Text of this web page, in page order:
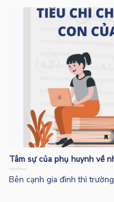
Tâm sự của phụ huynh về
Bên cạnh gia đình thì